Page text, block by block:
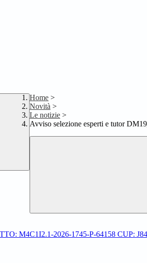
Home >
Novità >
Le notizie >
Avviso selezione esperti e tutor
M4C1I2.1-2026-1745-P-64158 CUP: